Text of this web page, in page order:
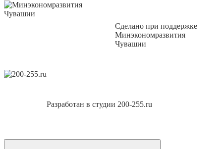
Сделано при поддержке
Минэкономразвития
Чувашии
Разработан в студии 200-255.ru